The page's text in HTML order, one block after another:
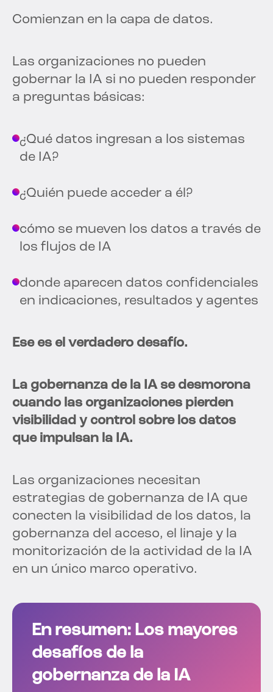
Comienzan en la capa de datos.
Las organizaciones no pueden
gobernar la IA si no pueden responder
a preguntas básicas:
¿Qué datos ingresan a los sistemas
de IA?
¿Quién puede acceder a él?
cómo se mueven los datos a través de
los flujos de IA
donde aparecen datos confidenciales
en indicaciones, resultados y agentes
Ese es el verdadero desafío.
La gobernanza de la IA se desmorona
cuando las organizaciones pierden
visibilidad y control sobre los datos
que impulsan la IA.
Las organizaciones necesitan
estrategias de gobernanza de IA que
conecten la visibilidad de los datos, la
gobernanza del acceso, el linaje y la
monitorización de la actividad de la IA
en un único marco operativo.
En resumen: Los mayores
desafíos de la
gobernanza de la IA